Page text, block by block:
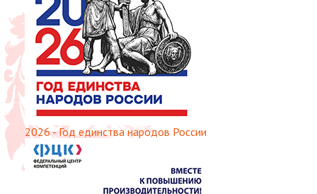
2026 - Год единства народов России